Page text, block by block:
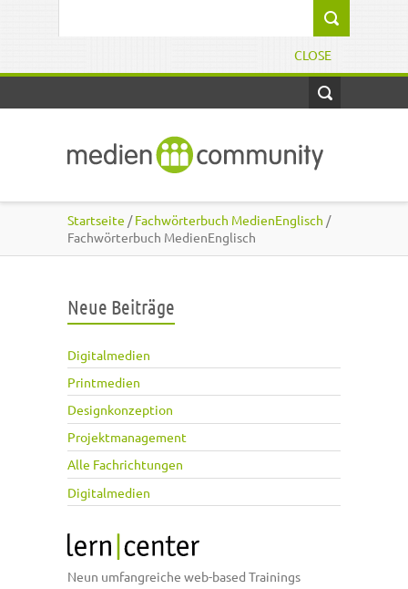
CLOSE
Startseite /Fachwörterbuch MedienEnglisch /
Fachwörterbuch MedienEnglisch
Neue Beiträge
Digitalmedien
Printmedien
Designkonzeption
Projektmanagement
Alle Fachrichtungen
Digitalmedien
Neun umfangreiche web-based Trainings